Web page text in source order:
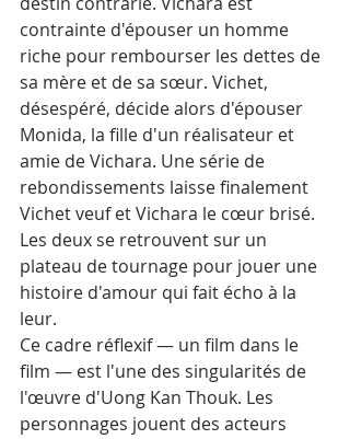
contrainte d'épouser un homme
riche pour rembourser les dettes de
sa mère et de sa sœur. Vichet,
désespéré, décide alors d'épouser
Monida, la fille d'un réalisateur et
amie de Vichara. Une série de
rebondissements laisse finalement
Vichet veuf et Vichara le cœur brisé.
Les deux se retrouvent sur un
plateau de tournage pour jouer une
histoire d'amour qui fait écho à la
leur.
Ce cadre réflexif — un film dans le
film — est l'une des singularités de
l'œuvre d'Uong Kan Thouk. Les
personnages jouent des acteurs